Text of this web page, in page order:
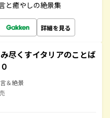
と癒やしの絶景集
詳細を見る
尽くすイタリアのことば
＆絶景